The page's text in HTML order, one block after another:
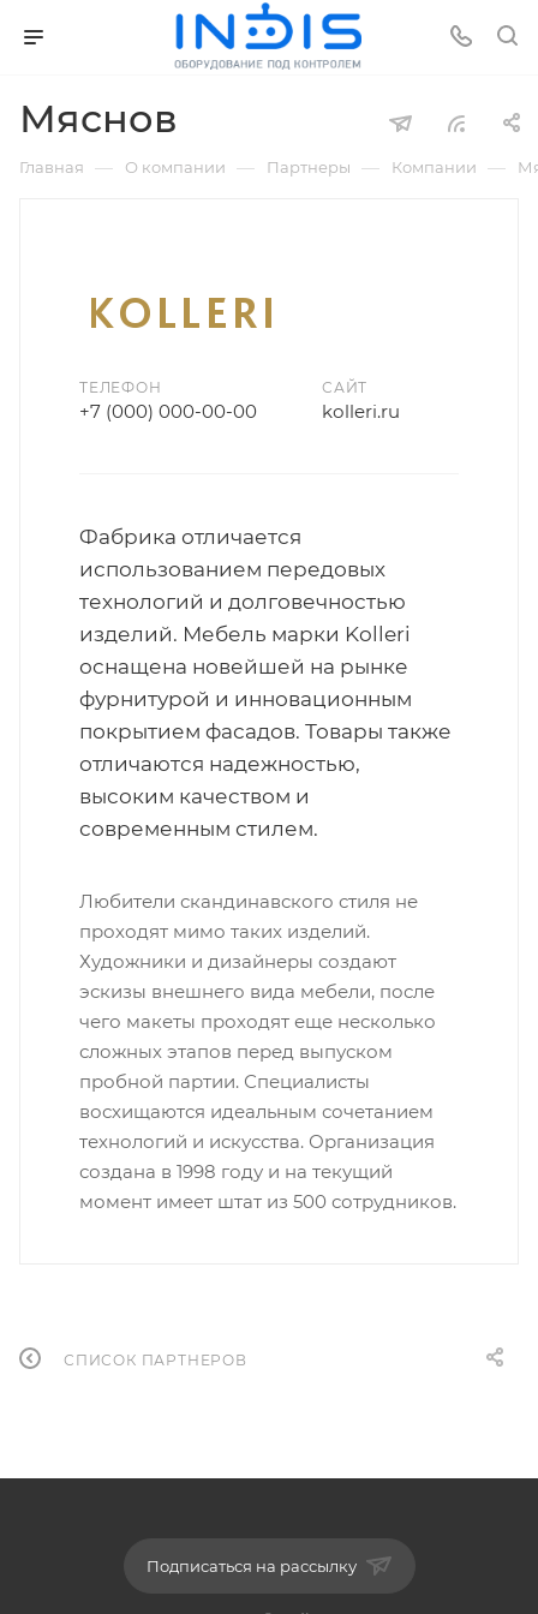
Мяснов
Главная — О компании — Партнеры — Компании —
ТЕЛЕФОН
+7 (000) 000-00-00
САЙТ
kоlleri.ru
Фабрика отличается
использованием передовых
технологий и долговечностью
изделий. Мебель марки Kolleri
оснащена новейшей на рынке
фурнитурой и инновационным
покрытием фасадов. Товары также
отличаются надежностью,
высоким качеством и
современным стилем.
Любители скандинавского стиля не
проходят мимо таких изделий.
Художники и дизайнеры создают
эскизы внешнего вида мебели, после
чего макеты проходят еще несколько
сложных этапов перед выпуском
пробной партии. Специалисты
восхищаются идеальным сочетанием
технологий и искусства. Организация
создана в 1998 году и на текущий
момент имеет штат из 500 сотрудников.
СПИСОК ПАРТНЕРОВ
Подписаться на рассылку